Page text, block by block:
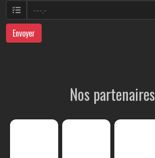
Envoyer
Nos partenaires